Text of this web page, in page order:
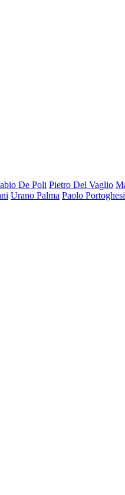
De Poli Pietro Del Vaglio
Urano Palma Paolo Portoghesi